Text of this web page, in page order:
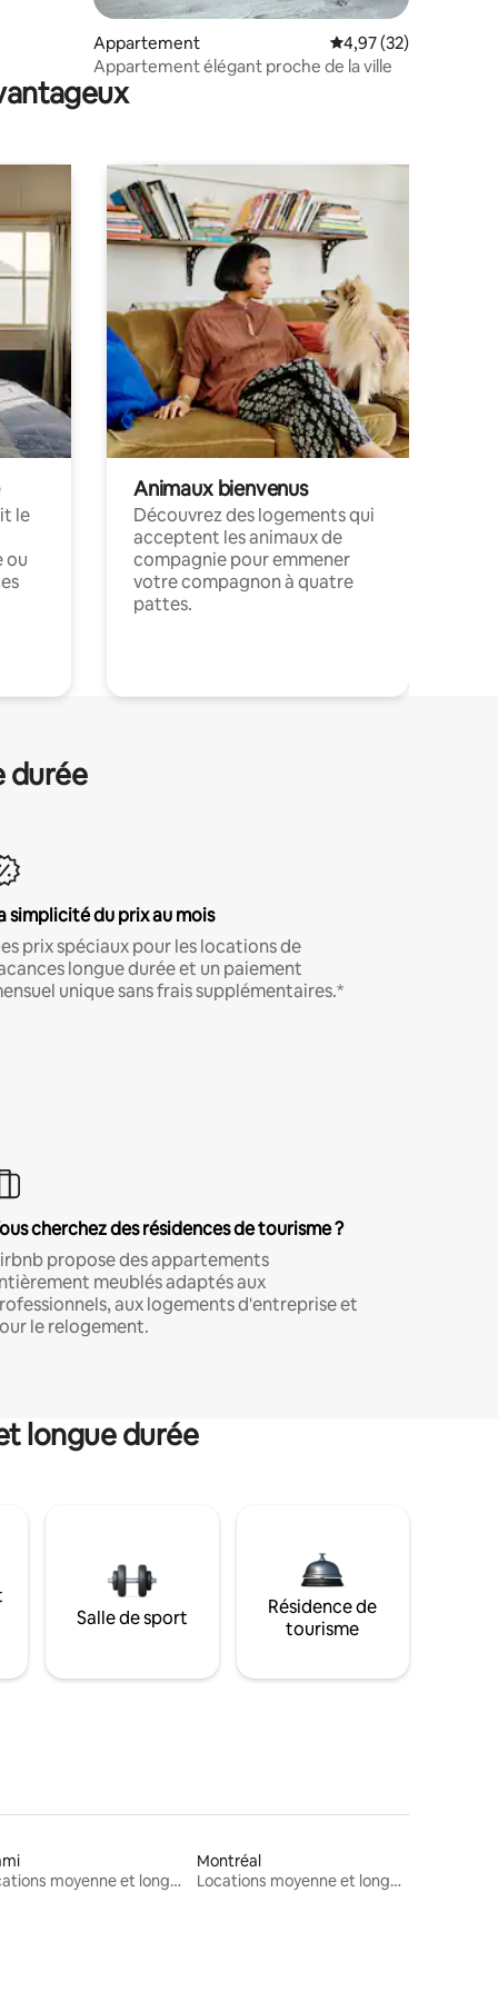
Appartement Évaluation moyenne
4,97 (32)
Appartement élégant proche de la ville
le
ou
Animaux bienvenus
Découvrez des logements qui
acceptent les animaux de
compagnie pour emmener
votre compagnon à quatre
pattes.
durée
simplicité du prix au mois
prix spéciaux pour les locations de
longue durée et un paiement
unique sans frais supplémentaires.*
cherchez des résidences de tourisme ?
propose des appartements
meublés adaptés aux
aux logements d'entreprise et
le relogement.
longue durée
Salle de sport
Résidence de
tourisme
Locations moyenne et longue durée
Montréal
Locations moyenne et longue durée